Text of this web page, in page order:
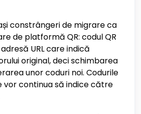
constrângeri de migrare ca
de platformă QR: codul QR
URL care indică
original, deci schimbarea
unor coduri noi. Codurile
vor continua să indice către